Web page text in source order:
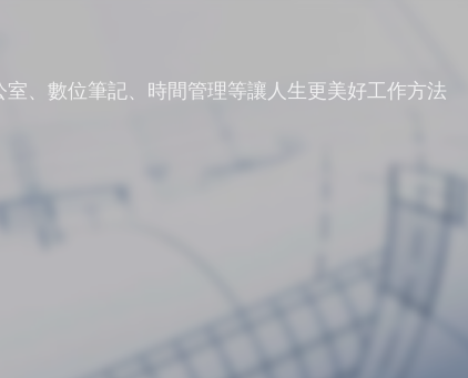
室、數位筆記、時間管理等讓人生更美好工作方法